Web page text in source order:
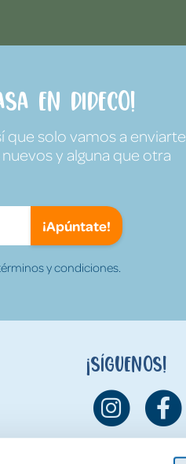
en Dideco!
solo vamos a enviarte
y alguna que otra
¡Apúntate!
y condiciones.
¡Síguenos!